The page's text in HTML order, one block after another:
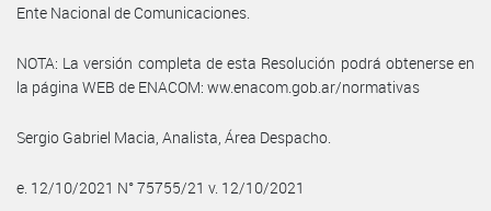
Ente Nacional de Comunicaciones.
NOTA: La versión completa de esta Resolución podrá obtenerse en
la página WEB de ENACOM: ww.enacom.gob.ar/normativas
Sergio Gabriel Macia, Analista, Área Despacho.
e. 12/10/2021 N° 75755/21 v. 12/10/2021